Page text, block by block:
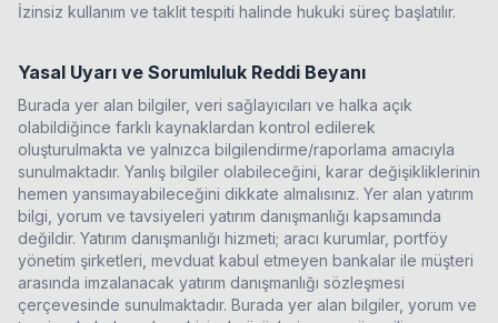
İzinsiz kullanım ve taklit tespiti halinde hukuki süreç başlatılır.
Yasal Uyarı ve Sorumluluk Reddi Beyanı
Burada yer alan bilgiler, veri sağlayıcıları ve halka açık
olabildiğince farklı kaynaklardan kontrol edilerek
oluşturulmakta ve yalnızca bilgilendirme/raporlama amacıyla
sunulmaktadır. Yanlış bilgiler olabileceğini, karar değişikliklerinin
hemen yansımayabileceğini dikkate almalısınız. Yer alan yatırım
bilgi, yorum ve tavsiyeleri yatırım danışmanlığı kapsamında
değildir. Yatırım danışmanlığı hizmeti; aracı kurumlar, portföy
yönetim şirketleri, mevduat kabul etmeyen bankalar ile müşteri
arasında imzalanacak yatırım danışmanlığı sözleşmesi
çerçevesinde sunulmaktadır. Burada yer alan bilgiler, yorum ve